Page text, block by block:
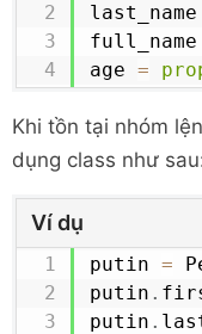
def
def
last_name
full_name
age =
Khi tồn tại nhóm
dụng class như
Ví dụ
putin =
putin .
putin .